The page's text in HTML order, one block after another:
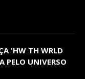
'HW TH WRLD
PELO UNIVERSO